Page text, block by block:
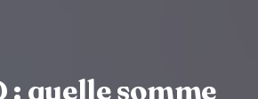
: quelle somme